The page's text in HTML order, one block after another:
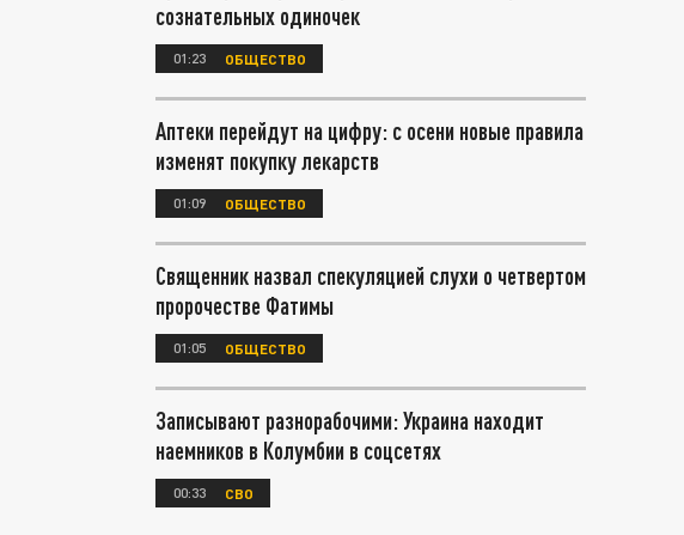
сознательных одиночек
01:23 ОБЩЕСТВО
Аптеки перейдут на цифру: с осени новые правила
изменят покупку лекарств
01:09 ОБЩЕСТВО
Священник назвал спекуляцией слухи о четвертом
пророчестве Фатимы
01:05 ОБЩЕСТВО
Записывают разнорабочими: Украина находит
наемников в Колумбии в соцсетях
00:33 СВО